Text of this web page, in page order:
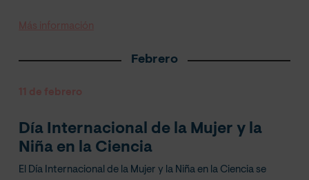
Más información
Febrero
11 de febrero
Día Internacional de la Mujer y la
Niña en la Ciencia
El Día Internacional de la Mujer y la Niña en la Ciencia se